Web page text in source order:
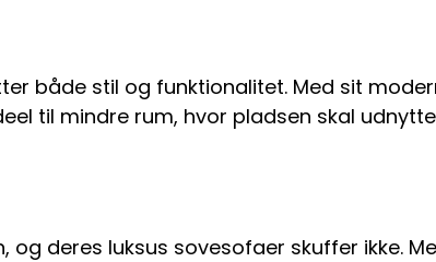
både stil og funktionalitet. Med sit
til mindre rum, hvor pladsen skal
og deres luksus sovesofaer skuffer ikke.